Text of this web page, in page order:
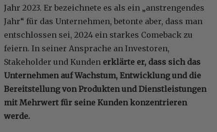
Jahr 2023. Er bezeichnete es als ein „anstrengendes
Jahr“ für das Unternehmen, betonte aber, dass man
entschlossen sei, 2024 ein starkes Comeback zu
feiern. In seiner Ansprache an Investoren,
Stakeholder und Kunden erklärte er, dass sich das
Unternehmen auf Wachstum, Entwicklung und die
Bereitstellung von Produkten und Dienstleistungen
mit Mehrwert für seine Kunden konzentrieren
werde.